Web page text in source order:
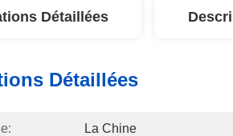
Détaillées
Détaillées
La Chine